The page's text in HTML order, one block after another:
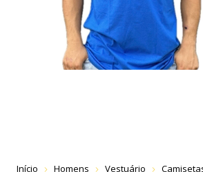
Início Homens Vestuário